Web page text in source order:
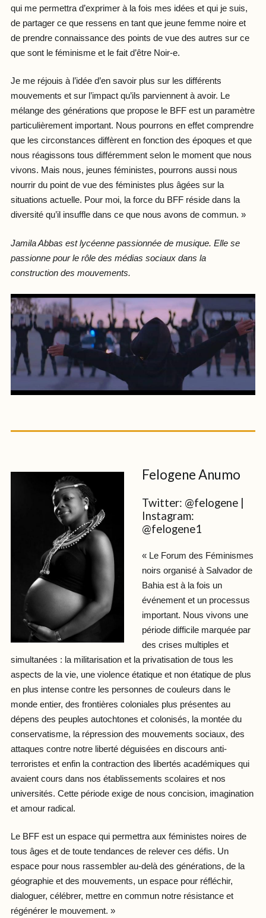
qui me permettra d’exprimer à la fois mes idées et qui je suis,
de partager ce que ressens en tant que jeune femme noire et
de prendre connaissance des points de vue des autres sur ce
que sont le féminisme et le fait d’être Noir-e.
Je me réjouis à l’idée d’en savoir plus sur les différents
mouvements et sur l’impact qu’ils parviennent à avoir. Le
mélange des générations que propose le BFF est un paramètre
particulièrement important. Nous pourrons en effet comprendre
que les circonstances diffèrent en fonction des époques et que
nous réagissons tous différemment selon le moment que nous
vivons. Mais nous, jeunes féministes, pourrons aussi nous
nourrir du point de vue des féministes plus âgées sur la
situations actuelle. Pour moi, la force du BFF réside dans la
diversité qu’il insuffle dans ce que nous avons de commun. »
Jamila Abbas est lycéenne passionnée de musique. Elle se
passionne pour le rôle des médias sociaux dans la
construction des mouvements.
Felogene Anumo
Twitter: @felogene |
Instagram:
@felogene1
« Le Forum des Féminismes
noirs organisé à Salvador de
Bahia est à la fois un
événement et un processus
important. Nous vivons une
période difficile marquée par
des crises multiples et
simultanées : la militarisation et la privatisation de tous les
aspects de la vie, une violence étatique et non étatique de plus
en plus intense contre les personnes de couleurs dans le
monde entier, des frontières coloniales plus présentes au
dépens des peuples autochtones et colonisés, la montée du
conservatisme, la répression des mouvements sociaux, des
attaques contre notre liberté déguisées en discours anti-
terroristes et enfin la contraction des libertés académiques qui
avaient cours dans nos établissements scolaires et nos
universités. Cette période exige de nous concision, imagination
et amour radical.
Le BFF est un espace qui permettra aux féministes noires de
tous âges et de toute tendances de relever ces défis. Un
espace pour nous rassembler au-delà des générations, de la
géographie et des mouvements, un espace pour réfléchir,
dialoguer, célébrer, mettre en commun notre résistance et
régénérer le mouvement. »